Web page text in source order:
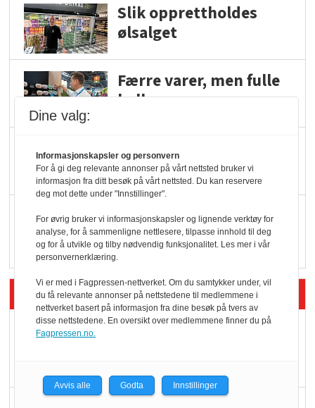
Slik opprettholdes
ølsalget
Færre varer, men fulle
hyller
KI lager mat i butikken
Q passerte 1 milliard i
Rema i 2025
Siste artikler - Økologisk
Kolonihagens norske
melkemangel
Dine valg:
Informasjonskapsler og personvern
For å gi deg relevante annonser på vårt nettsted bruker vi
informasjon fra ditt besøk på vårt nettsted. Du kan reservere
deg mot dette under "Innstillinger".
For øvrig bruker vi informasjonskapsler og lignende verktøy for
analyse, for å sammenligne nettlesere, tilpasse innhold til deg
og for å utvikle og tilby nødvendig funksjonalitet. Les mer i vår
personvernerklæring.
Vi er med i Fagpressen-nettverket. Om du samtykker under, vil
du få relevante annonser på nettstedene til medlemmene i
nettverket basert på informasjon fra dine besøk på tvers av
disse nettstedene. En oversikt over medlemmene finner du på
Fagpressen.no.
Avvis alle Godta Innstillinger